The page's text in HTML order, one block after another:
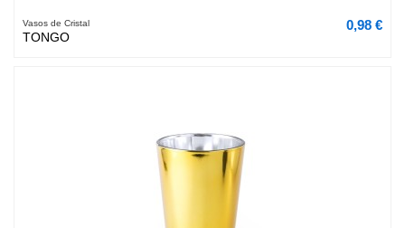
Vasos de Cristal
TONGO
0,98 €